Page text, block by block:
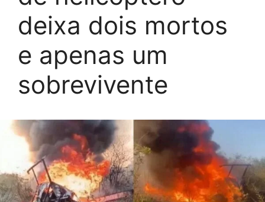
deixa dois mortos
e apenas um
sobrevivente